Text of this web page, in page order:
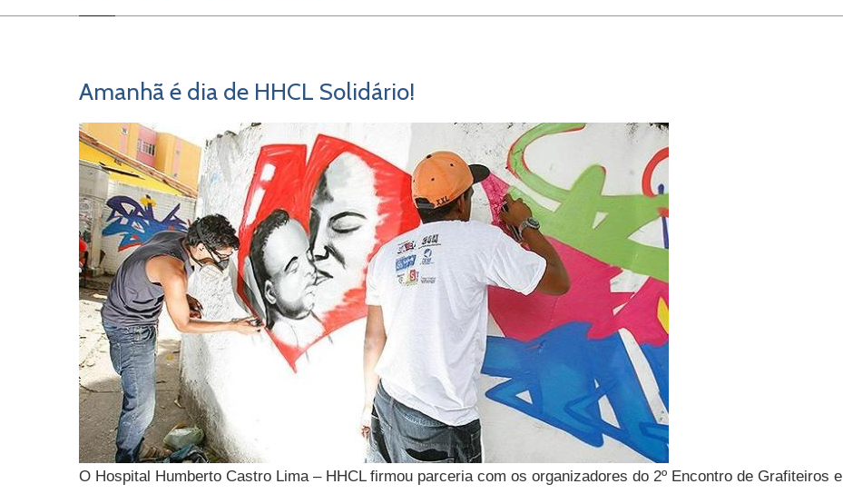
Amanhã é dia de HHCL Solidário!
O Hospital Humberto Castro Lima – HHCL firmou parceria com os organizadores do 2º Encontro de Grafiteiros e